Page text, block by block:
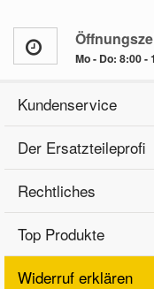
Mo - Do: 8:00 -
Kundenservice
Der Ersatzteileprofi
Rechtliches
Top Produkte
Widerruf erklären